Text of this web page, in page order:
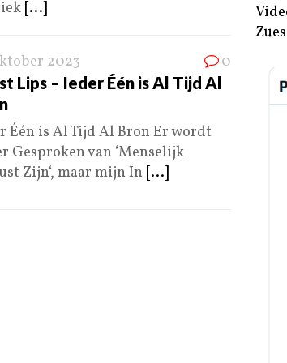
[...]
2023 0
Lips – Ieder Één is Al Tijd Al
Één is Al Tijd Al Bron Er wordt
Gesproken van ‘Menselijk
Zijn‘, maar mijn In [...]